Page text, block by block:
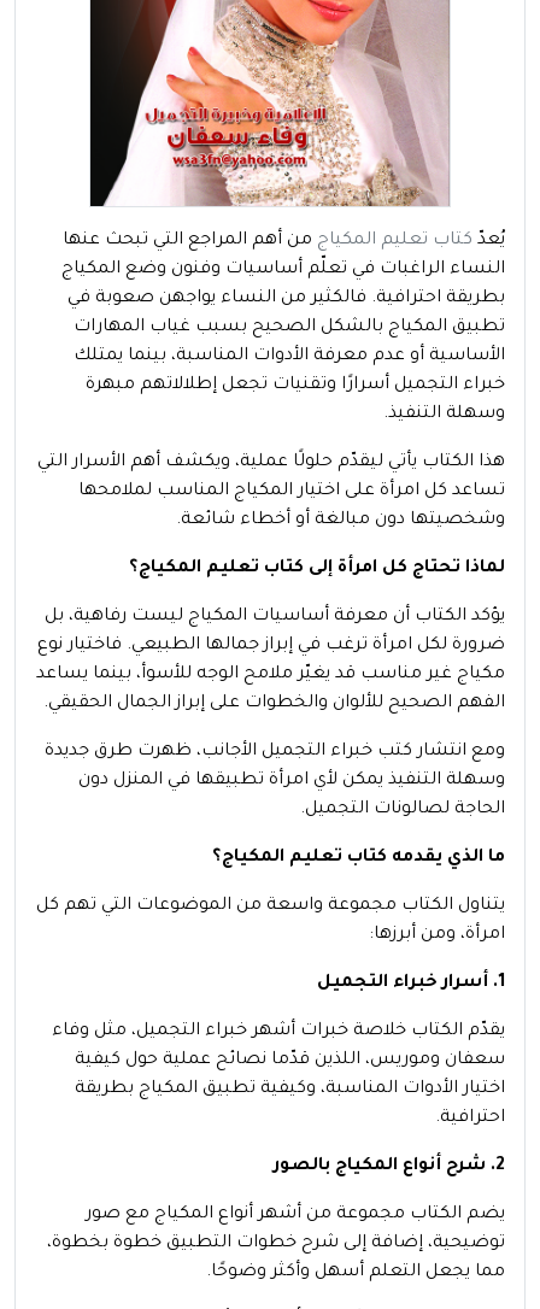
يُعدّ كتاب تعليم المكياج من أهم المراجع التي تبحث عنها
النساء الراغبات في تعلّم أساسيات وفنون وضع المكياج
بطريقة احترافية. فالكثير من النساء يواجهن صعوبة في
تطبيق المكياج بالشكل الصحيح بسبب غياب المهارات
الأساسية أو عدم معرفة الأدوات المناسبة، بينما يمتلك
خبراء التجميل أسرارًا وتقنيات تجعل إطلالاتهم مبهرة
وسهلة التنفيذ.
هذا الكتاب يأتي ليقدّم حلولًا عملية، ويكشف أهم الأسرار التي
تساعد كل امرأة على اختيار المكياج المناسب لملامحها
وشخصيتها دون مبالغة أو أخطاء شائعة.
لماذا تحتاج كل امرأة إلى كتاب تعليم المكياج؟
يؤكد الكتاب أن معرفة أساسيات المكياج ليست رفاهية، بل
ضرورة لكل امرأة ترغب في إبراز جمالها الطبيعي. فاختيار نوع
مكياج غير مناسب قد يغيّر ملامح الوجه للأسوأ، بينما يساعد
الفهم الصحيح للألوان والخطوات على إبراز الجمال الحقيقي.
ومع انتشار كتب خبراء التجميل الأجانب، ظهرت طرق جديدة
وسهلة التنفيذ يمكن لأي امرأة تطبيقها في المنزل دون
الحاجة لصالونات التجميل.
ما الذي يقدمه كتاب تعليم المكياج؟
يتناول الكتاب مجموعة واسعة من الموضوعات التي تهم كل
امرأة، ومن أبرزها:
1. أسرار خبراء التجميل
يقدّم الكتاب خلاصة خبرات أشهر خبراء التجميل، مثل وفاء
سعفان وموريس، اللذين قدّما نصائح عملية حول كيفية
اختيار الأدوات المناسبة، وكيفية تطبيق المكياج بطريقة
احترافية.
2. شرح أنواع المكياج بالصور
يضم الكتاب مجموعة من أشهر أنواع المكياج مع صور
توضيحية، إضافة إلى شرح خطوات التطبيق خطوة بخطوة،
مما يجعل التعلم أسهل وأكثر وضوحًا.